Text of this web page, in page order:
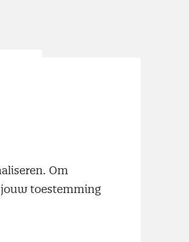
Om
toestemming